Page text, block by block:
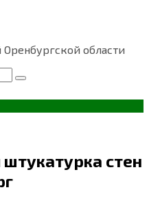
области
стен